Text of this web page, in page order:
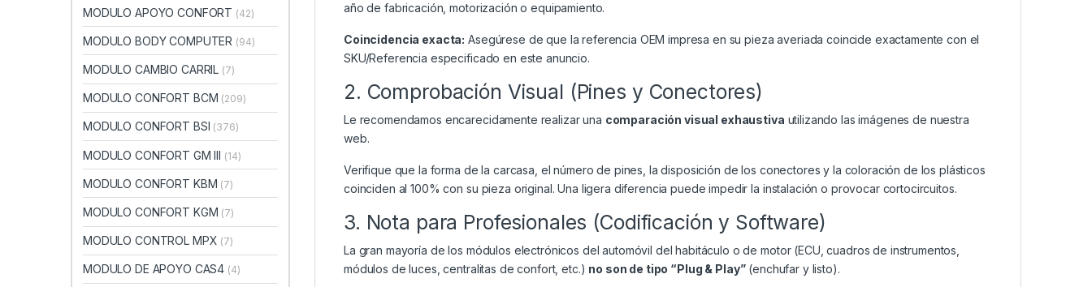
año de fabricación, motorización o equipamiento.
Coincidencia exacta: Asegúrese de que la referencia OEM impresa en su pieza averiada coincide exactamente con el
SKU/Referencia especificado en este anuncio.
2. Comprobación Visual (Pines y Conectores)
Le recomendamos encarecidamente realizar una comparación visual exhaustiva utilizando las imágenes de nuestra
web.
Verifique que la forma de la carcasa, el número de pines, la disposición de los conectores y la coloración de los plásticos
coinciden al 100% con su pieza original. Una ligera diferencia puede impedir la instalación o provocar cortocircuitos.
3. Nota para Profesionales (Codificación y Software)
La gran mayoría de los módulos electrónicos del automóvil del habitáculo o de motor (ECU, cuadros de instrumentos,
módulos de luces, centralitas de confort, etc.) no son de tipo “Plug & Play”(enchufar y listo).
MODULO APOYO CONFORT (42)
MODULO BODY COMPUTER (94)
MODULO CAMBIO CARRIL (7)
MODULO CONFORT BCM (209)
MODULO CONFORT BSI (376)
MODULO CONFORT GM III (14)
MODULO CONFORT KBM (7)
MODULO CONFORT KGM (7)
MODULO CONTROL MPX (7)
MODULO DE APOYO CAS4 (4)